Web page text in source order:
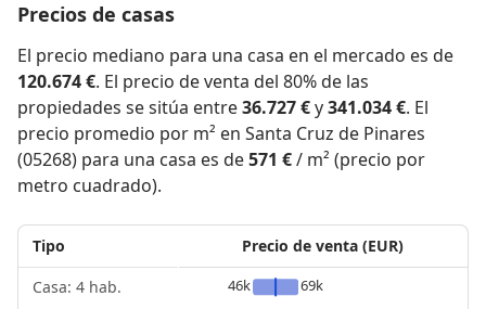
Precios de casas
El precio mediano para una casa en el mercado es de
120.674 €. El precio de venta del 80% de las
propiedades se sitúa entre36.727 €y341.034 €. El
precio promedio por m² en Santa Cruz de Pinares
(05268) para una casa es de571 €/ m² (precio por
metro cuadrado).
Tipo
Casa: 4 hab.
Precio de venta (EUR)
46k
69k